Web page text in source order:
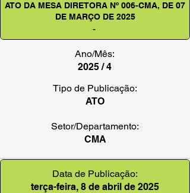
ATO DA MESA DIRETORA Nº 006-CMA, DE 07
DE MARÇO DE 2025
-
Ano/Mês:
2025 / 4
Tipo de Publicação:
ATO
Setor/Departamento:
CMA
Data de Publicação:
terça-feira, 8 de abril de 2025